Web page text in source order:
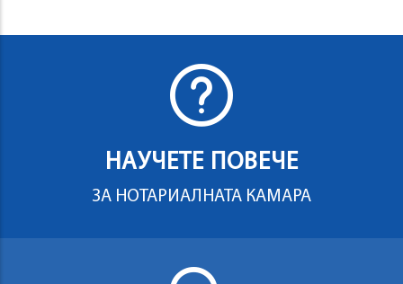
НАУЧЕТЕ ПОВЕЧЕ
ЗА НОТАРИАЛНАТА КАМАРА